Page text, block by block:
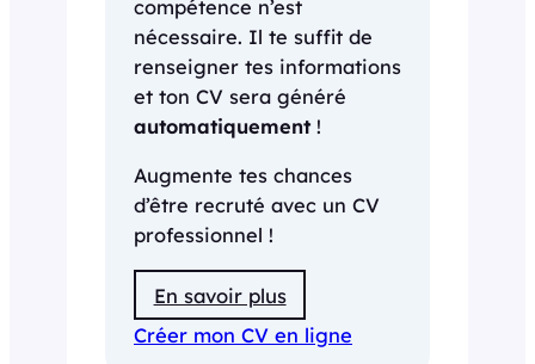
compétence n’est
nécessaire. Il te suffit de
renseigner tes informations
et ton CV sera généré
automatiquement!
Augmente tes chances
d’être recruté avec un CV
professionnel !
En savoir plus
Créer mon CV en ligne